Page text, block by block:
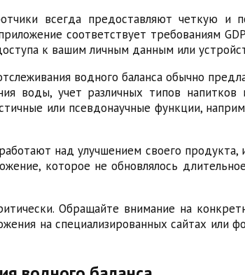
всегда предоставляют четкую
соответствует требованиям
к вашим личным данным или
водного баланса обычно
воды, учет различных типов
или псевдонаучные функции,
над улучшением своего
которое не обновлялось
Обращайте внимание на
на специализированных сайтах или